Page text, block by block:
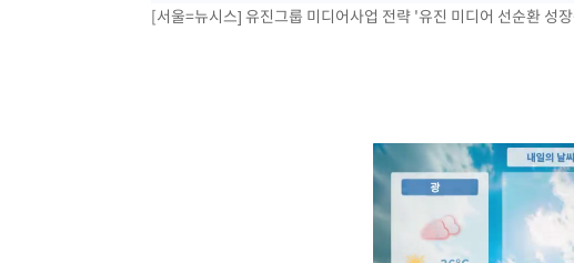
[서울=뉴시스] 유진그룹 미디어사업 전략 '유진 미디어 선순환 성